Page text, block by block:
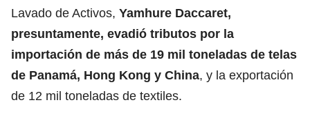
Lavado de Activos, Yamhure Daccaret,
presuntamente, evadió tributos por la
importación de más de 19 mil toneladas de telas
de Panamá, Hong Kong y China, y la exportación
de 12 mil toneladas de textiles.